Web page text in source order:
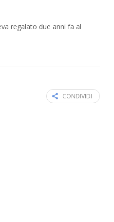
regalato due anni fa al
CONDIVIDI